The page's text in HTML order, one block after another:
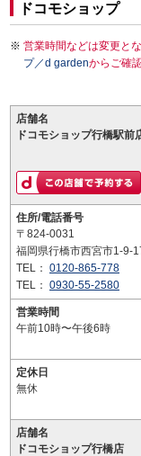
ドコモショップ
営業時間などは変更と
プ／d gardenからご確
店舗名
ドコモショップ行橋駅前
住所/電話番号
〒824-0031
福岡県行橋市西宮市1-9-
TEL： 0120-865-778
TEL： 0930-55-2580
営業時間
午前10時〜午後6時
定休日
無休
店舗名
ドコモショップ行橋店